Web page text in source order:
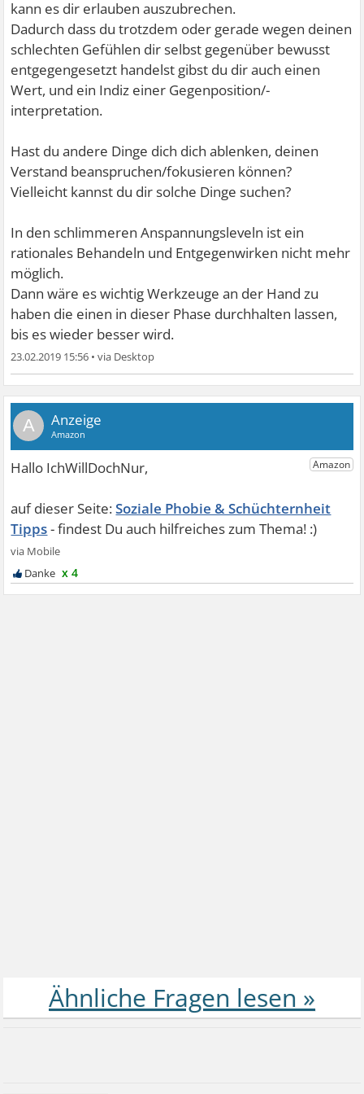
kann es dir erlauben auszubrechen.
Dadurch dass du trotzdem oder gerade wegen deinen
schlechten Gefühlen dir selbst gegenüber bewusst
entgegengesetzt handelst gibst du dir auch einen
Wert, und ein Indiz einer Gegenposition/-
interpretation.
Hast du andere Dinge dich dich ablenken, deinen
Verstand beanspruchen/fokusieren können?
Vielleicht kannst du dir solche Dinge suchen?
In den schlimmeren Anspannungsleveln ist ein
rationales Behandeln und Entgegenwirken nicht mehr
möglich.
Dann wäre es wichtig Werkzeuge an der Hand zu
haben die einen in dieser Phase durchhalten lassen,
bis es wieder besser wird.
23.02.2019 15:56 •
A
Soziale Phobie & Schüchternheit
Tipps
x 4